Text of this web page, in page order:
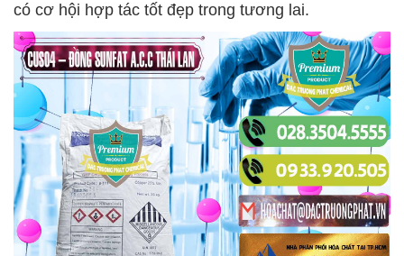
có cơ hội hợp tác tốt đẹp trong tương lai.